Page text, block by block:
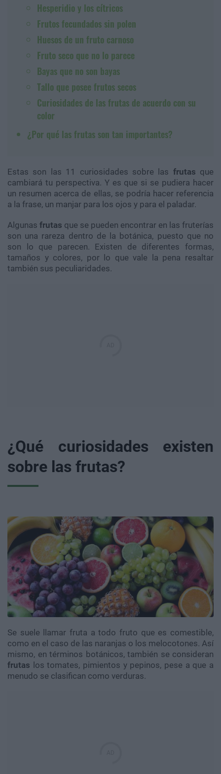
Hesperidio y los cítricos
Frutos fecundados sin polen
Huesos de un fruto carnoso
Fruto seco que no lo parece
Bayas que no son bayas
Tallo que posee frutos secos
Curiosidades de las frutas de acuerdo con su
color
¿Por qué las frutas son tan importantes?
Estas son las 11 curiosidades sobre las frutas que
cambiará tu perspectiva. Y es que si se pudiera hacer
un resumen acerca de ellas, se podría hacer referencia
a la frase, un manjar para los ojos y para el paladar.
Algunas frutas que se pueden encontrar en las fruterías
son una rareza dentro de la botánica, puesto que no
son lo que parecen. Existen de diferentes formas,
tamaños y colores, por lo que vale la pena resaltar
también sus peculiaridades.
¿Qué curiosidades existen
sobre las frutas?
Se suele llamar fruta a todo fruto que es comestible,
como en el caso de las naranjas o los melocotones. Así
mismo, en términos botánicos, también se consideran
frutas los tomates, pimientos y pepinos, pese a que a
menudo se clasifican como verduras.